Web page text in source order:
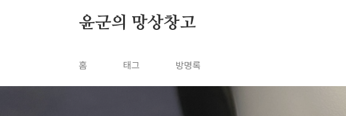
윤군의 망상창고
홈 태그 방명록